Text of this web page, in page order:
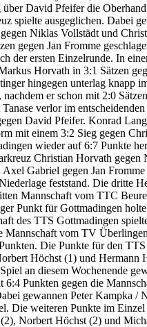
über David Pfeifer die
spielte ausgeglichen. Dabei
Niklas Vollstädt und
gegen Jan Fromme
der ersten Einzelrunde. In
Horvath in 3:1 Sätzen
hingegen unterlag knapp
er schon mit 2:0
verlor im
David Pfeifer. Konrad
mit einem 3:2 Sieg gegen
wieder auf 6:7 Punkte
Christian Horvath gegen
Axel Gabriel gegen Jan
feststand. Die dritte
Mannschaft vom TTC
Punkt für Gottmadingen
des TTS Gottmadingen
Mannschaft vom TV
Die Punkte für den TTS
Höchst (1) und Hermann
an diesem Wochenende
6:4 Punkten gegen die
gewannen Peter Kampka /
Die weiteren Punkte im
Norbert Höchst (2) und